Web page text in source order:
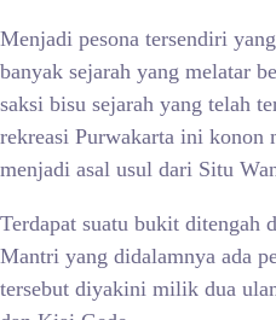
Menjadi pesona tersendiri
banyak sejarah yang melatar
saksi bisu sejarah yang telah
rekreasi Purwakarta ini konon
menjadi asal usul dari Situ
Terdapat suatu bukit ditengah
Mantri yang didalamnya ada
tersebut diyakini milik dua